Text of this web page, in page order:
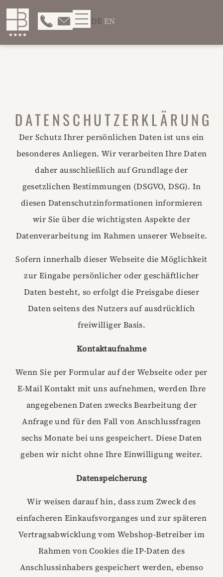
DE EN
DATENSCHUTZERKLÄRUNG
Der Schutz Ihrer persönlichen Daten ist uns ein
besonderes Anliegen. Wir verarbeiten Ihre Daten
daher ausschließlich auf Grundlage der
gesetzlichen Bestimmungen (DSGVO, DSG). In
diesen Datenschutzinformationen informieren
wir Sie über die wichtigsten Aspekte der
Datenverarbeitung im Rahmen unserer Webseite.
Sofern innerhalb dieser Webseite die Möglichkeit
zur Eingabe persönlicher oder geschäftlicher
Daten besteht, so erfolgt die Preisgabe dieser
Daten seitens des Nutzers auf ausdrücklich
freiwilliger Basis.
Kontaktaufnahme
Wenn Sie per Formular auf der Webseite oder per
E-Mail Kontakt mit uns aufnehmen, werden Ihre
angegebenen Daten zwecks Bearbeitung der
Anfrage und für den Fall von Anschlussfragen
sechs Monate bei uns gespeichert. Diese Daten
geben wir nicht ohne Ihre Einwilligung weiter.
Datenspeicherung
Wir weisen darauf hin, dass zum Zweck des
einfacheren Einkaufsvorganges und zur späteren
Vertragsabwicklung vom Webshop-Betreiber im
Rahmen von Cookies die IP-Daten des
Anschlussinhabers gespeichert werden, ebenso